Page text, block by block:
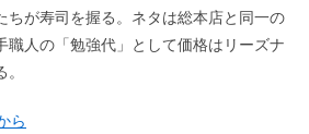
ちが寿司を握る。ネタは総本店と同一の
職人の「勉強代」として価格はリーズナ
ら